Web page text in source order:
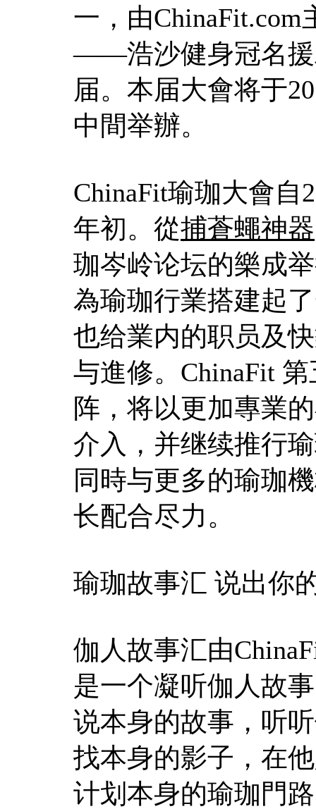
一，由
——浩沙健身冠名援
届。本届大會将于
中間举辦。
ChinaFit瑜珈大會自
年初。從捕蒼蠅神器
珈岑岭论坛的樂成
為瑜珈行業搭建起
也给業内的职员及
与進修。ChinaFit
阵，将以更加專業
介入，并继续推行
同時与更多的瑜珈
长配合尽力。
瑜珈故事汇 说出你
伽人故事汇由
是一个凝听伽人故
说本身的故事，听
找本身的影子，在
计划本身的瑜珈門